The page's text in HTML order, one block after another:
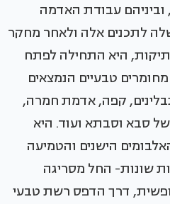
עבודת האדמה
לתכנים אלה ולאחר מחקר
היא התחילה לפתח
טבעיים הנמצאים
קפה, אדמת חמרה,
סבא וסבתא ועוד. היא
הישנים והטמיעה
שונות- החל מסריגה
דרך הדפס רשת טבעי